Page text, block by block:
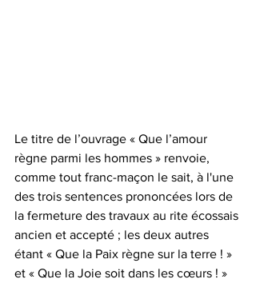
Le titre de l’ouvrage « Que l’amour
règne parmi les hommes » renvoie,
comme tout franc-maçon le sait, à l'une
des trois sentences prononcées lors de
la fermeture des travaux au rite écossais
ancien et accepté ; les deux autres
étant « Que la Paix règne sur la terre ! »
et « Que la Joie soit dans les cœurs ! »